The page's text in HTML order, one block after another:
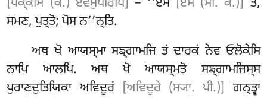
[ਪਕ੍ਕਮਿ (ਕ.) ਏਵਮੁਪਰਿਪਿ] – ‘‘ਏਸੋ [ਏਸ (ਸੀ. ਕ.)] ਤੇ,
ਸਮਣ, ਪੁਤ੍ਤੋ; ਪੋਸ ਨ’’ਨ੍ਤਿ.
ਅਥ ਖੋ ਆਯਸ੍ਮਾ ਸਙ੍ਗਾਮਜਿ ਤਂ ਦਾਰਕਂ ਨੇਵ ਓਲੋਕੇਸਿ
ਨਾਪਿ ਆਲਪਿ. ਅਥ ਖੋ ਆਯਸ੍ਮਤੋ ਸਙ੍ਗਾਮਜਿਸ੍ਸ
ਪੁਰਾਣਦੁਤਿਯਿਕਾਅਵਿਦੂਰਂ [ਅਵਿਦੂਰੇ (ਸ੍ਯਾ. ਪੀ.)] ਗਨ੍ਤ੍ਵਾ